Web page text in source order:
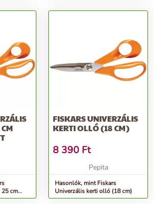
cm
FISKARS UNIVERZÁLIS
KERTI OLLÓ (18 CM)
8 390 Ft
Pepita
Hasonlók, mint Fiskars
Univerzális kerti olló (18 cm)